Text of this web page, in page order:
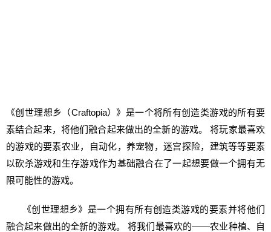
《创世理想乡（Craftopia）》是一个将所有创造类游戏的所有要
素结合起来，将他们融合起来做出的全新的游戏。 将玩家最喜欢
的游戏的要素农业，自动化，养宠物，迷宫探险，建筑等等要素
以砍杀游戏和生存游戏作为基础融合在了一起想要做一个拥有无
限可能性的游戏。
《创世理想乡》是一个拥有所有创造类游戏的要素并将他们
融合起来做出的全新的游戏。 将我们最喜欢的——农业种植、自